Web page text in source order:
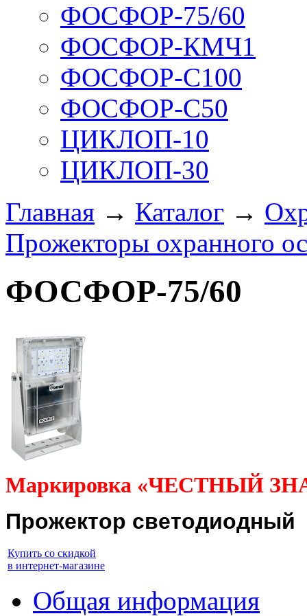
ФОСФОР-75/60
ФОСФОР-КМЧ1
ФОСФОР-С100
ФОСФОР-С50
ЦИКЛОП-10
ЦИКЛОП-30
Главная → Каталог →
Прожекторы охранного
ФОСФОР-75/60
Маркировка «ЧЕСТНЫЙ
Прожектор светодиодный
Купить со скидкой
в интернет-магазине
Общая информация